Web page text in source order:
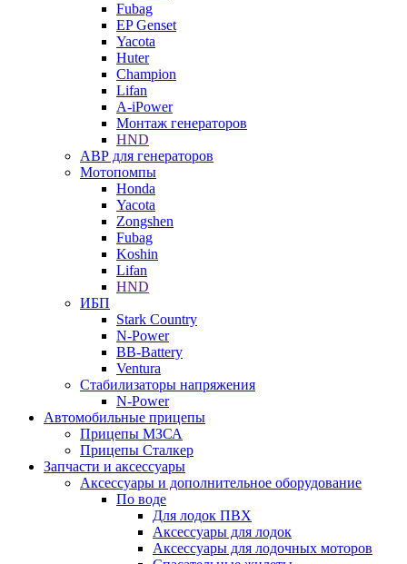
Fubag
EP Genset
Yacota
Huter
Champion
Lifan
A-iPower
Монтаж генераторов
HND
АВР для генераторов
Мотопомпы
Honda
Yacota
Zongshen
Fubag
Koshin
Lifan
HND
ИБП
Stark Country
N-Power
BB-Battery
Ventura
Стабилизаторы напряжения
N-Power
Автомобильные прицепы
Прицепы МЗСА
Прицепы Сталкер
Запчасти и аксессуары
Аксессуары и дополнительное оборудование
По воде
Для лодок ПВХ
Аксессуары для лодок
Аксессуары для лодочных моторов